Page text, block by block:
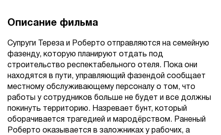
Описание фильма
Супруги Тереза и Роберто отправляются на семейную
фазенду, которую планируют отдать под
строительство респектабельного отеля. Пока они
находятся в пути, управляющий фазендой сообщает
местному обслуживающему персоналу о том, что
работы у сотрудников больше не будет и все должны
покинуть территорию. Назревает бунт, который
оборачивается трагедией и мародёрством. Раненый
Роберто оказывается в заложниках у рабочих, а